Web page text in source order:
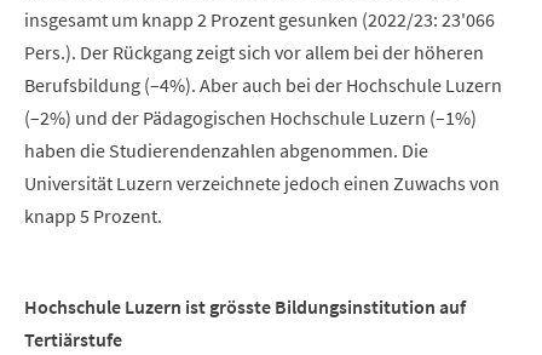
insgesamt um knapp 2 Prozent gesunken (2022/23: 23'066
Pers.). Der Rückgang zeigt sich vor allem bei der höheren
Berufsbildung (–4%). Aber auch bei der Hochschule Luzern
(–2%) und der Pädagogischen Hochschule Luzern (–1%)
haben die Studierendenzahlen abgenommen. Die
Universität Luzern verzeichnete jedoch einen Zuwachs von
knapp 5 Prozent.
Hochschule Luzern ist grösste Bildungsinstitution auf
Tertiärstufe